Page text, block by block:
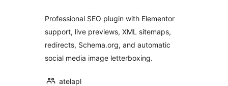
Professional SEO plugin with Elementor
support, live previews, XML sitemaps,
redirects, Schema.org, and automatic
social media image letterboxing.
atelapl